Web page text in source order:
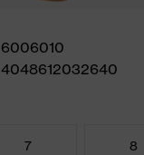
6006010
4048612032640
7 8